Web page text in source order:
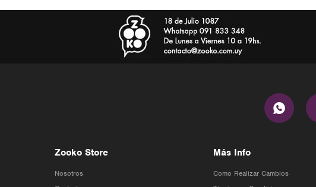

Zooko Store
Nosotros
Más Info
Como Realizar Cambios